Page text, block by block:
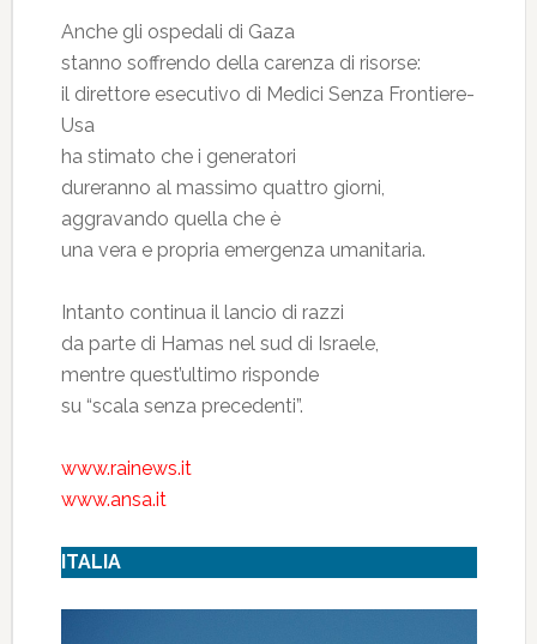
Anche gli ospedali di Gaza
stanno soffrendo della carenza di risorse:
il direttore esecutivo di Medici Senza Frontiere-
Usa
ha stimato che i generatori
dureranno al massimo quattro giorni,
aggravando quella che è
una vera e propria emergenza umanitaria.
Intanto continua il lancio di razzi
da parte di Hamas nel sud di Israele,
mentre quest’ultimo risponde
su “scala senza precedenti”.
www.rainews.it
www.ansa.it
ITALIA